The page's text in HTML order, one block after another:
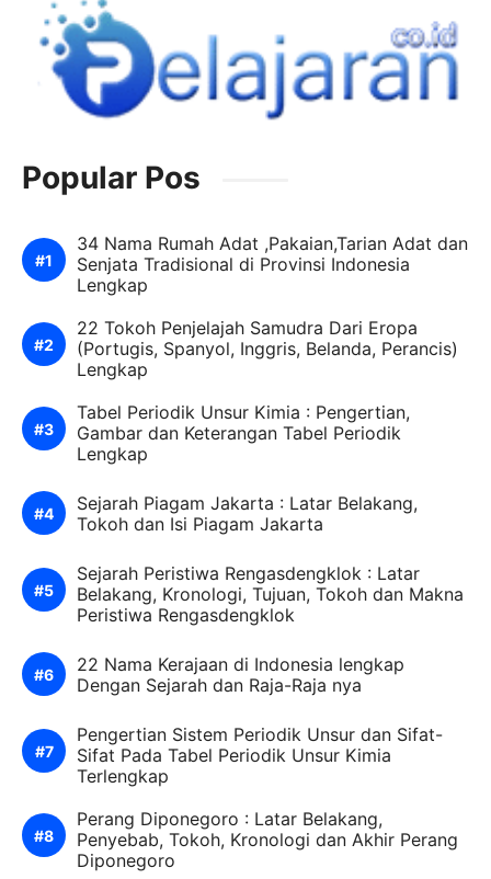
Popular Pos
34 Nama Rumah Adat ,Pakaian,Tarian Adat dan
Senjata Tradisional di Provinsi Indonesia
Lengkap
22 Tokoh Penjelajah Samudra Dari Eropa
(Portugis, Spanyol, Inggris, Belanda, Perancis)
Lengkap
Tabel Periodik Unsur Kimia : Pengertian,
Gambar dan Keterangan Tabel Periodik
Lengkap
Sejarah Piagam Jakarta : Latar Belakang,
Tokoh dan Isi Piagam Jakarta
Sejarah Peristiwa Rengasdengklok : Latar
Belakang, Kronologi, Tujuan, Tokoh dan Makna
Peristiwa Rengasdengklok
22 Nama Kerajaan di Indonesia lengkap
Dengan Sejarah dan Raja-Raja nya
Pengertian Sistem Periodik Unsur dan Sifat-
Sifat Pada Tabel Periodik Unsur Kimia
Terlengkap
Perang Diponegoro : Latar Belakang,
Penyebab, Tokoh, Kronologi dan Akhir Perang
Diponegoro